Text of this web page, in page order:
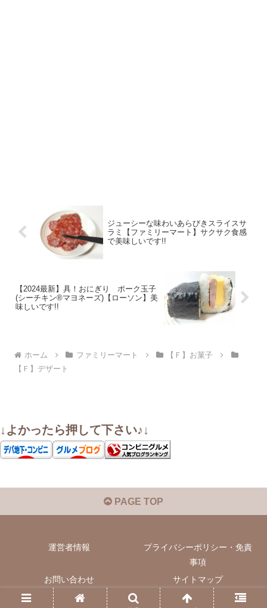
ジューシーな味わいあらびきスライスサ
ラミ【ファミリーマート】サクサク食感
で美味しいです!!
【2024最新】具！おにぎり ポーク玉子
(シーチキン®マヨネーズ)【ローソン】美
味しいです!!
ホーム ファミリーマート
【Ｆ】お菓子
【Ｆ】デザート
↓よかったら押して下さい♪↓
PAGE TOP
運営者情報
プライバシーポリシー・免責
事項
お問い合わせ
サイトマップ
© 2022 いぬきちのコンビニ飯.